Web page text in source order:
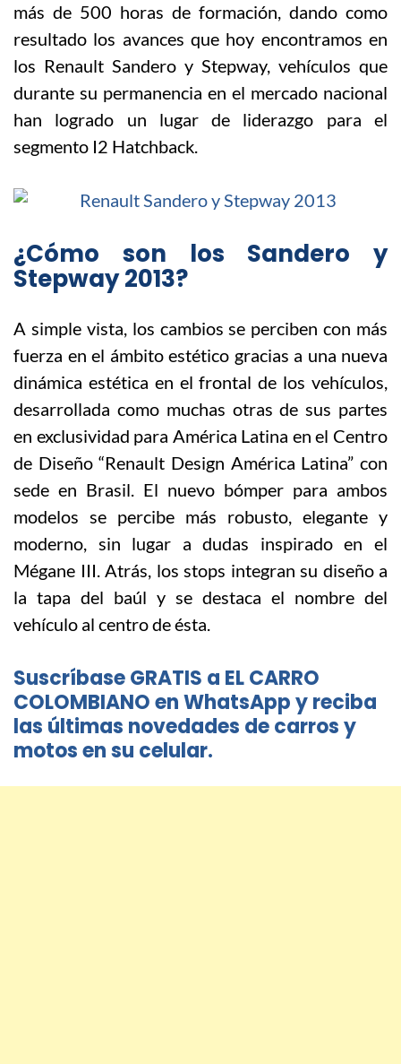
más de 500 horas de formación, dando como
resultado los avances que hoy encontramos en
los Renault Sandero y Stepway, vehículos que
durante su permanencia en el mercado nacional
han logrado un lugar de liderazgo para el
segmento I2 Hatchback.
¿Cómo son los Sandero y
Stepway 2013?
A simple vista, los cambios se perciben con más
fuerza en el ámbito estético gracias a una nueva
dinámica estética en el frontal de los vehículos,
desarrollada como muchas otras de sus partes
en exclusividad para América Latina en el Centro
de Diseño “Renault Design América Latina” con
sede en Brasil. El nuevo bómper para ambos
modelos se percibe más robusto, elegante y
moderno, sin lugar a dudas inspirado en el
Mégane III. Atrás, los stops integran su diseño a
la tapa del baúl y se destaca el nombre del
vehículo al centro de ésta.
Suscríbase GRATIS a EL CARRO
COLOMBIANO en WhatsApp y reciba
las últimas novedades de carros y
motos en su celular.